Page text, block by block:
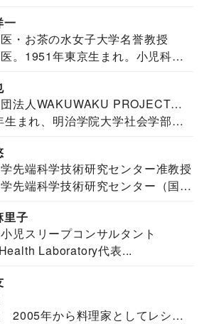
一
・お茶の水女子大学名誉教授
。1951年東京生まれ。小児科
法人WAKUWAKU PROJECT
代表・言語聴覚士・社会福祉士
生まれ、明治学院大学社会学部福
先端科学技術研究センター准教授
先端科学技術研究センター（国際
里子
児スリープコンサルタント
Laboratory代表...
2005年から料理家としてレシピ